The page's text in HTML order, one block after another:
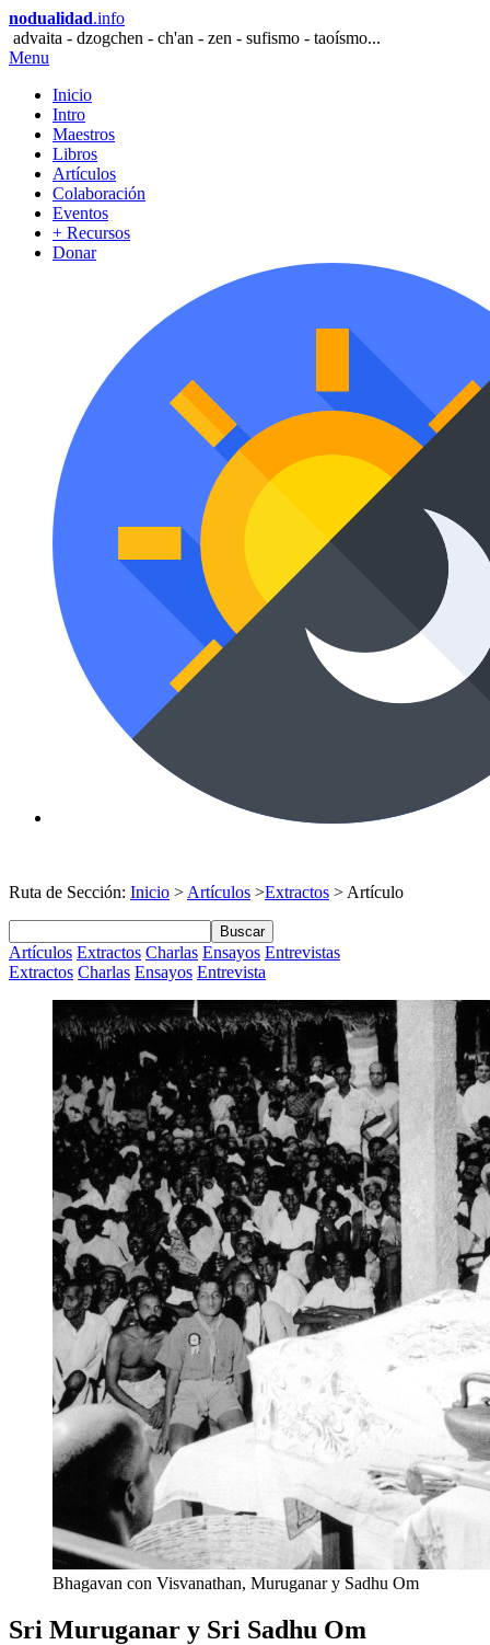
nodualidad.info
advaita - dzogchen - ch'an - zen - sufismo - taoísmo...
Menu
Inicio
Intro
Maestros
Libros
Artículos
Colaboración
Eventos
+ Recursos
Donar
Ruta de Sección: Inicio > Artículos >Extractos > Artículo
Buscar
Artículos Extractos Charlas Ensayos Entrevistas
Extractos Charlas Ensayos Entrevista
Bhagavan con Visvanathan, Muruganar y Sadhu Om
Sri Muruganar y Sri Sadhu Om